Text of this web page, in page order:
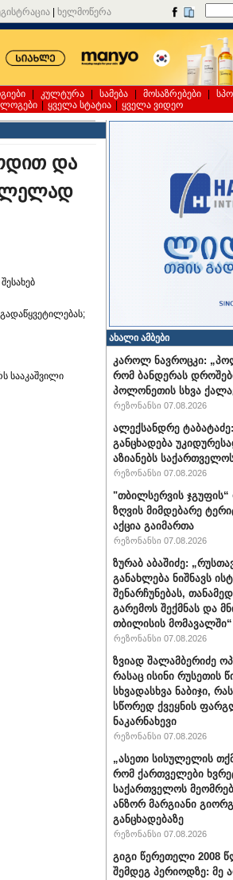
ხელმოწერა
კულტურა სამება მოსაზრებები
ყველა სტატია ყველა ვიდეო
და
სააკაშვილი
ახალი ამბები
კაროლ ნავროცკი:
რომ ბანდერას
პოლონეთის სხვა
რეზონანსი 07.08.2026
ალექსანდრე
განცხადება
აზიანებს
რეზონანსი 07.08.2026
"თბილსერვის
ზღვის მიმდებარე
აქცია გაიმართა
რეზონანსი 07.08.2026
ზურაბ აბაშიძე:
განახლება ნიშნავს
შენარჩუნებას,
გარემოს შექმნას და
თბილისის მომავალში“
რეზონანსი 07.08.2026
ზვიად შალამბერიძე
რასაც ისინი რუსეთის
სხვადასხვა ნაბიჯი,
სწორედ ქვეყნის
ნაკარნახევი
რეზონანსი 07.08.2026
„ასეთი სისულელის
რომ ქართველები
საქართველოს
ანზორ მარგიანი
განცხადებაზე
რეზონანსი 07.08.2026
გიგი წერეთელი 2008
შემდეგ პერიოდზე: მე